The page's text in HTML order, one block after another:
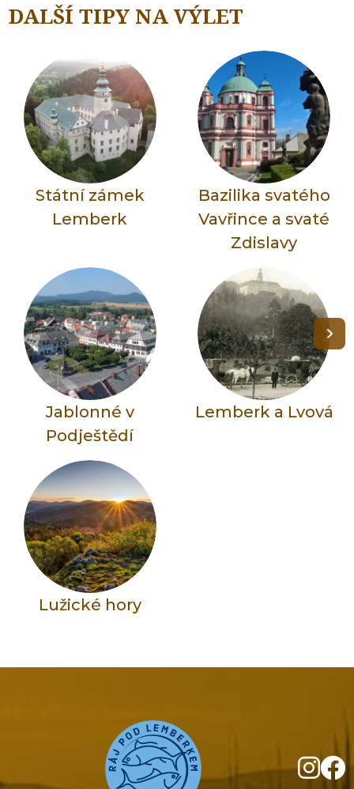
DALŠÍ TIPY NA VÝLET
Státní zámek
Lemberk
Bazilika svatého
Vavřince a svaté
Zdislavy
Jablonné v
Podještědí
Lemberk a Lvová
Lužické hory